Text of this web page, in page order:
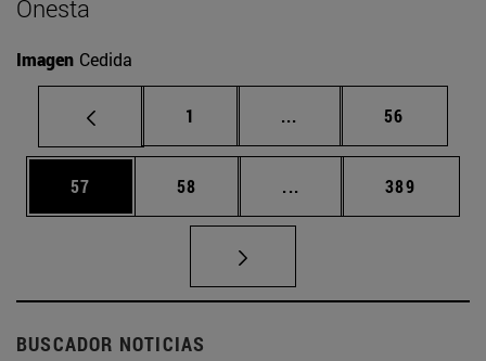
Onesta
Imagen Cedida
Página
1 ... Páginas intermedias
Página
56
Página
57 Página
58 ... Páginas intermedias
Página
389
BUSCADOR NOTICIAS